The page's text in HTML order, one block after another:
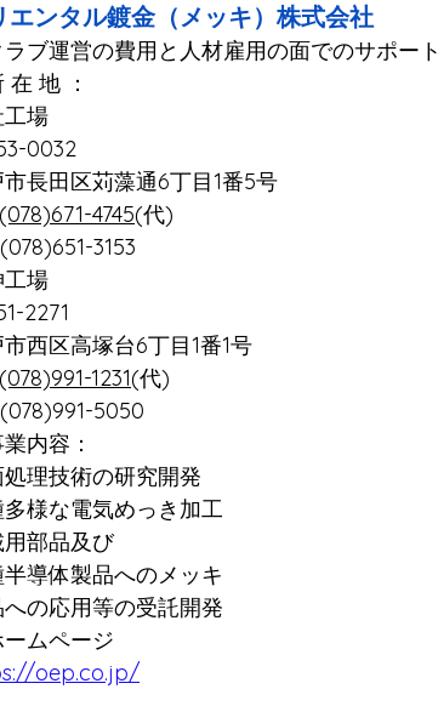
エンタル鍍金（メッキ）株式会社
ブ運営の費用と人材雇用の面でのサポート
地 ：
工場
0032
長田区苅藻通6丁目1番5号
(078)671-4745(代)
3153
場
2271
西区高塚台6丁目1番1号
(078)991-1231(代)
5050
内容：
理技術の研究開発
多様な電気めっき加工
部品及び
導体製品へのメッキ
への応用等の受託開発
ムページ
oep.co.jp/